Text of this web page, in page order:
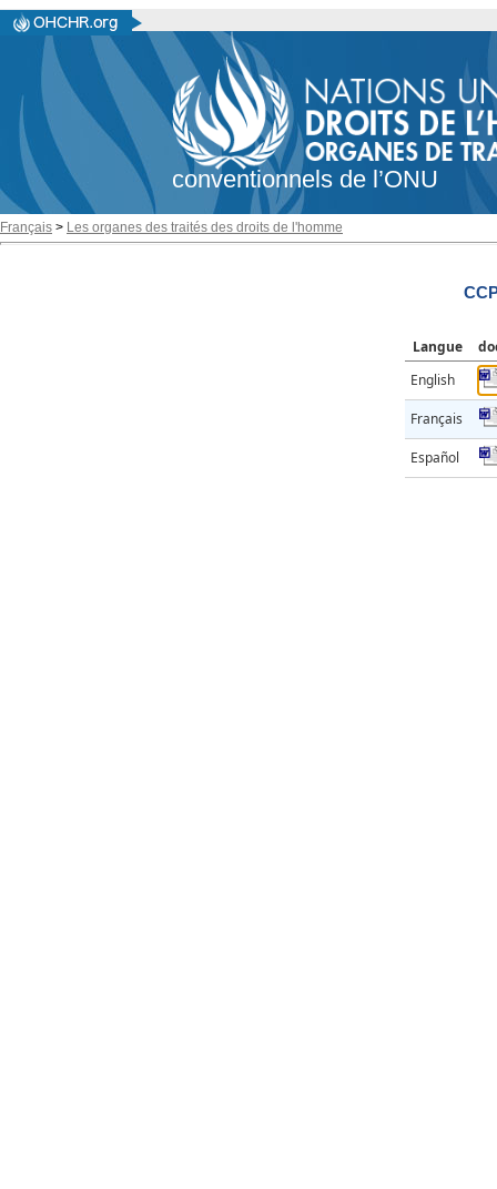
conventionnels de l’ONU
Français > Les organes des traités des droits de l'homme
Langue
English
Français
Español